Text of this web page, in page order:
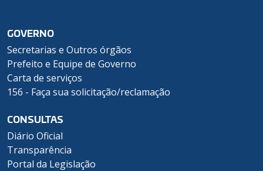
GOVERNO
Secretarias e Outros órgãos
Prefeito e Equipe de Governo
Carta de serviços
156 - Faça sua solicitação/reclamação
CONSULTAS
Diário Oficial
Transparência
Portal da Legislação